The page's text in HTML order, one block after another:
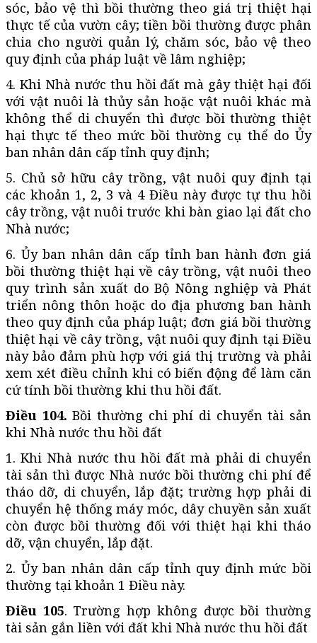
sóc, bảo vệ thì bồi thường theo giá trị thiệt hại
thực tế của vườn cây; tiền bồi thường được phân
chia cho người quản lý, chăm sóc, bảo vệ theo
quy định của pháp luật về lâm nghiệp;
4. Khi Nhà nước thu hồi đất mà gây thiệt hại đối
với vật nuôi là thủy sản hoặc vật nuôi khác mà
không thể di chuyển thì được bồi thường thiệt
hại thực tế theo mức bồi thường cụ thể do Ủy
ban nhân dân cấp tỉnh quy định;
5. Chủ sở hữu cây trồng, vật nuôi quy định tại
các khoản 1, 2, 3 và 4 Điều này được tự thu hồi
cây trồng, vật nuôi trước khi bàn giao lại đất cho
Nhà nước;
6. Ủy ban nhân dân cấp tỉnh ban hành đơn giá
bồi thường thiệt hại về cây trồng, vật nuôi theo
quy trình sản xuất do Bộ Nông nghiệp và Phát
triển nông thôn hoặc do địa phương ban hành
theo quy định của pháp luật; đơn giá bồi thường
thiệt hại về cây trồng, vật nuôi quy định tại Điều
này bảo đảm phù hợp với giá thị trường và phải
xem xét điều chỉnh khi có biến động để làm căn
cứ tính bồi thường khi thu hồi đất.
Điều 104. Bồi thường chi phí di chuyển tài sản
khi Nhà nước thu hồi đất
1. Khi Nhà nước thu hồi đất mà phải di chuyển
tài sản thì được Nhà nước bồi thường chi phí để
tháo dỡ, di chuyển, lắp đặt; trường hợp phải di
chuyển hệ thống máy móc, dây chuyền sản xuất
còn được bồi thường đối với thiệt hại khi tháo
dỡ, vận chuyển, lắp đặt.
2. Ủy ban nhân dân cấp tỉnh quy định mức bồi
thường tại khoản 1 Điều này.
Điều 105. Trường hợp không được bồi thường
tài sản gắn liền với đất khi Nhà nước thu hồi đất